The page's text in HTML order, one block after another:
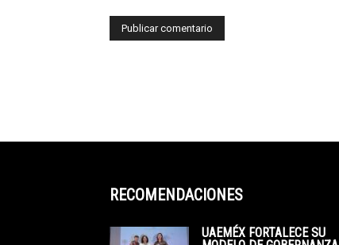
RECOMENDACIONES
UAEMÉX FORTALECE SU